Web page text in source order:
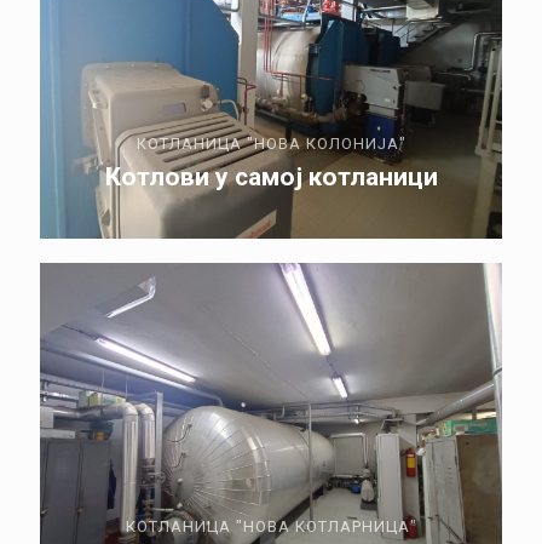
КОТЛАНИЦА "НОВА КОЛОНИЈА"
Котлови у самој котланици
КОТЛАНИЦА "НОВА КОТЛАРНИЦА"